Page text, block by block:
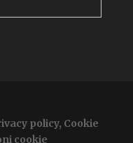
policy, Cookie
cookie